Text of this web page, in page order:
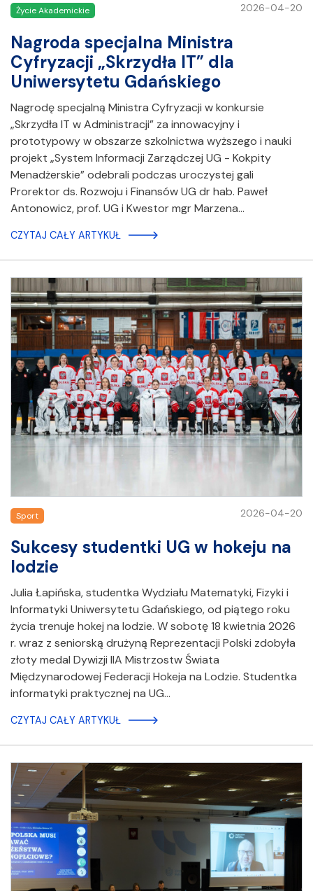
Życie Akademickie 2026-04-20
Nagroda specjalna Ministra
Cyfryzacji „Skrzydła IT” dla
Uniwersytetu Gdańskiego
Nagrodę specjalną Ministra Cyfryzacji w konkursie
„Skrzydła IT w Administracji” za innowacyjny i
prototypowy w obszarze szkolnictwa wyższego i nauki
projekt „System Informacji Zarządczej UG - Kokpity
Menadżerskie” odebrali podczas uroczystej gali
Prorektor ds. Rozwoju i Finansów UG dr hab. Paweł
Antonowicz, prof. UG i Kwestor mgr Marzena…
CZYTAJ CAŁY ARTYKUŁ
Sport 2026-04-20
Sukcesy studentki UG w hokeju na
lodzie
Julia Łapińska, studentka Wydziału Matematyki, Fizyki i
Informatyki Uniwersytetu Gdańskiego, od piątego roku
życia trenuje hokej na lodzie. W sobotę 18 kwietnia 2026
r. wraz z seniorską drużyną Reprezentacji Polski zdobyła
złoty medal Dywizji IIA Mistrzostw Świata
Międzynarodowej Federacji Hokeja na Lodzie. Studentka
informatyki praktycznej na UG…
CZYTAJ CAŁY ARTYKUŁ